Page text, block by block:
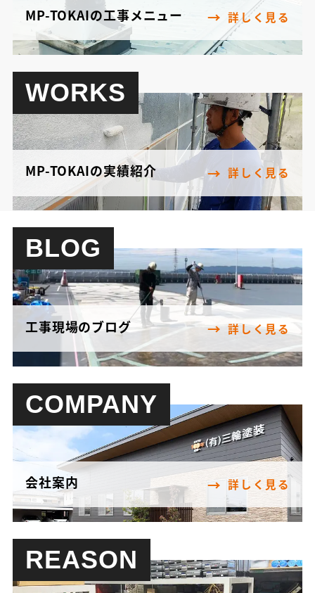
MP-TOKAIの工事メニュー 詳しく見る
WORKS
MP-TOKAIの実績紹介 詳しく見る
BLOG
工事現場のブログ 詳しく見る
COMPANY
会社案内 詳しく見る
REASON